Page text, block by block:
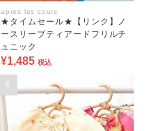
apres les cours
★タイムセール★【リンク】ノ
ースリーブティアードフリルチ
ュニック
¥1,485 税込
4